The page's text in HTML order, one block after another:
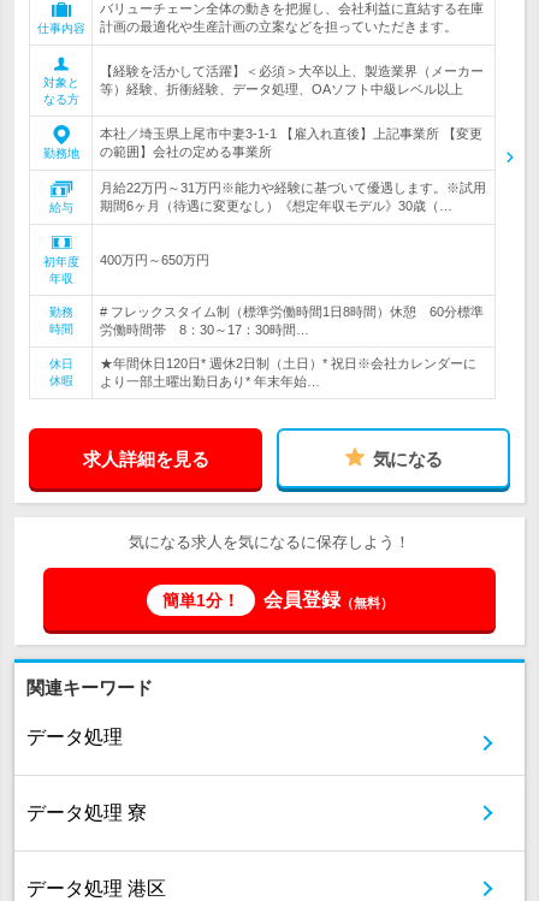
仕事内容
バリューチェーン全体の動きを把握し、会社利益に直結する在庫
計画の最適化や生産計画の立案などを担っていただきます。
対象と
なる方
【経験を活かして活躍】＜必須＞大卒以上、製造業界（メーカー
等）経験、折衝経験、データ処理、OAソフト中級レベル以上
勤務地
本社／埼玉県上尾市中妻3-1-1 【雇入れ直後】上記事業所 【変更
の範囲】会社の定める事業所
給与
月給22万円～31万円※能力や経験に基づいて優遇します。※試用
期間6ヶ月（待遇に変更なし）《想定年収モデル》30歳（…
初年度
年収
400万円～650万円
勤務
時間
# フレックスタイム制（標準労働時間1日8時間）休憩 60分標準
労働時間帯 8：30～17：30時間…
休日
休暇
★年間休日120日* 週休2日制（土日）* 祝日※会社カレンダーに
より一部土曜出勤日あり* 年末年始…
求人詳細を見る 気になる
気になる求人を気になるに保存しよう！
簡単1分！ 会員登録（無料）
関連キーワード
データ処理
データ処理 寮
データ処理 港区